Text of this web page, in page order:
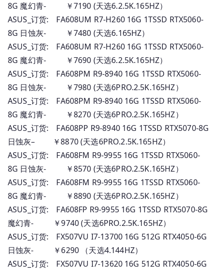
8G 魔幻青- ￥7190 (天选6.2.5K.165HZ）
ASUS_订货: FA608UM R7-H260 16G 1TSSD RTX5060-
8G 日蚀灰- ￥7480 (天选6.165HZ）
ASUS_订货: FA608UM R7-H260 16G 1TSSD RTX5060-
8G 魔幻青- ￥7690 (天选6.2.5K.165HZ）
ASUS_订货: FA608PM R9-8940 16G 1TSSD RTX5060-
8G 日蚀灰- ￥7980 (天选6PRO.2.5K.165HZ）
ASUS_订货: FA608PM R9-8940 16G 1TSSD RTX5060-
8G 魔幻青- ￥8270 (天选6PRO.2.5K.165HZ）
ASUS_订货: FA608PP R9-8940 16G 1TSSD RTX5070-8G
日蚀灰– ￥8870 (天选6PRO.2.5K.165HZ）
ASUS_订货: FA608FM R9-9955 16G 1TSSD RTX5060-
8G 日蚀灰- ￥8570 (天选6PRO.2.5K.165HZ）
ASUS_订货: FA608FM R9-9955 16G 1TSSD RTX5060-
8G 魔幻青- ￥8890 (天选6PRO.2.5K.165HZ）
ASUS_订货: FA608FP R9-9955 16G 1TSSD RTX5070-8G
魔幻青- ￥9740 (天选6PRO.2.5K.165HZ）
ASUS_订货: FX507VU I7-13700 16G 512G RTX4050-6G
日蚀灰- ￥6290 （天选4.144HZ）
ASUS_订货: FX507VU I7-13620 16G 512G RTX4050-6G